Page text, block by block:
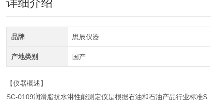
详细介绍
品牌 思辰仪器
产地类别 国产
【仪器概述】
SC-0109润滑脂抗水淋性能测定仪是根据石油和石油产品行业标准S